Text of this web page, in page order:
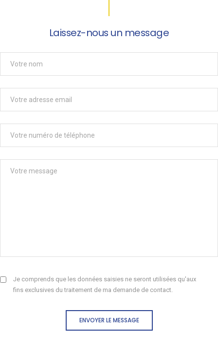
Laissez-nous un message
Je comprends que les données saisies ne seront utilisées qu'aux
fins exclusives du traitement de ma demande de contact.
ENVOYER LE MESSAGE